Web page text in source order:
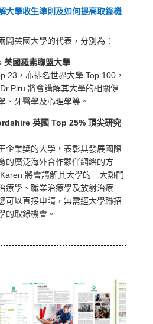
大學收生準則及如何提高取錄機
間英國大學的代表，分別為：
國羅素聯盟大學
23，亦排名世界大學 Top 100，
將會講解其大學的相關健
、牙醫學及心理學等。
英國 Top 25% 頂尖研究
企業獎的大學，表彰其發展國際
的廣泛海外合作夥伴網絡的方
將會講解其大學的三大熱門
療學、職業治療學及放射治療
可以直接申請，無需經大學聯招
的取錄機會。